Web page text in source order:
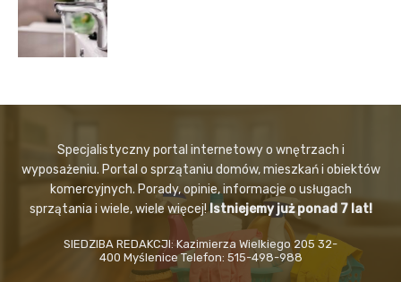
Specjalistyczny portal internetowy o wnętrzach i
wyposażeniu. Portal o sprzątaniu domów, mieszkań i obiektów
komercyjnych. Porady, opinie, informacje o usługach
sprzątania i wiele, wiele więcej!Istniejemy już ponad 7 lat!
SIEDZIBA REDAKCJI: Kazimierza Wielkiego 205 32-
400 Myślenice Telefon: 515-498-988